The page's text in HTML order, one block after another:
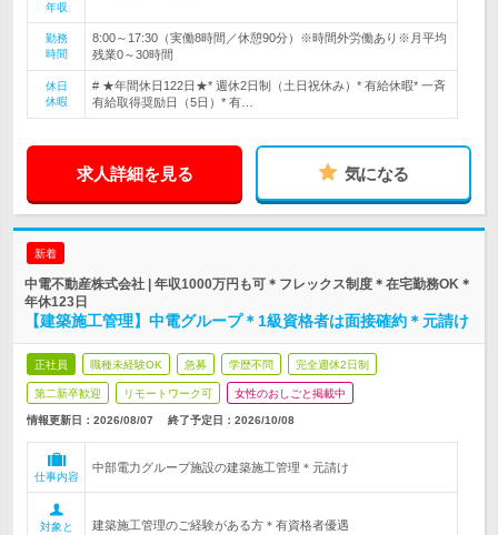
年収
勤務
時間
8:00～17:30（実働8時間／休憩90分）※時間外労働あり※月平均
残業0～30時間
休日
休暇
# ★年間休日122日★* 週休2日制（土日祝休み）* 有給休暇* 一斉
有給取得奨励日（5日）* 有…
求人詳細を見る 気になる
新着
中電不動産株式会社 | 年収1000万円も可＊フレックス制度＊在宅勤務OK＊
年休123日
【建築施工管理】中電グループ＊1級資格者は面接確約＊元請け
正社員 職種未経験OK 急募 学歴不問 完全週休2日制
第二新卒歓迎 リモートワーク可 女性のおしごと掲載中
情報更新日：2026/08/07 終了予定日： 2026/10/08
仕事内容
中部電力グループ施設の建築施工管理＊元請け
対象と
建築施工管理のご経験がある方＊有資格者優遇